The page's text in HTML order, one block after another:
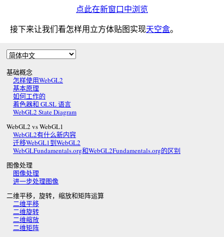
点此在新窗口中浏览
接下来让我们看怎样用立方体贴图实现天空盒。
基础概念
怎样使用WebGL2
基本原理
如何工作的
着色器和 GLSL 语言
WebGL2 State Diagram
WebGL2 vs WebGL1
WebGL2有什么新内容
迁移WebGL1到WebGL2
WebGLFundamentals.org和WebGL2Fundamentals.org的区别
图像处理
图像处理
进一步处理图像
二维平移，旋转，缩放和矩阵运算
二维平移
二维旋转
二维缩放
二维矩阵